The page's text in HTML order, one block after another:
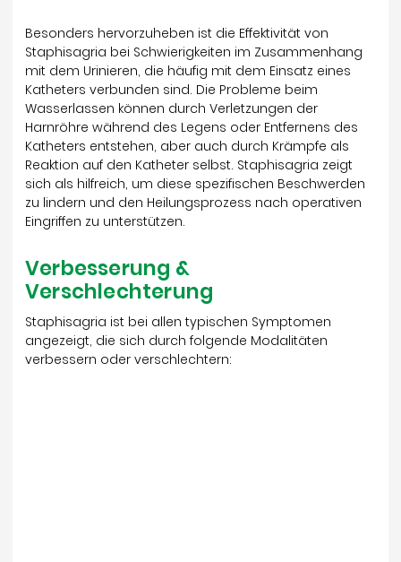
Besonders hervorzuheben ist die Effektivität von
Staphisagria bei Schwierigkeiten im Zusammenhang
mit dem Urinieren, die häufig mit dem Einsatz eines
Katheters verbunden sind. Die Probleme beim
Wasserlassen können durch Verletzungen der
Harnröhre während des Legens oder Entfernens des
Katheters entstehen, aber auch durch Krämpfe als
Reaktion auf den Katheter selbst. Staphisagria zeigt
sich als hilfreich, um diese spezifischen Beschwerden
zu lindern und den Heilungsprozess nach operativen
Eingriffen zu unterstützen.
Verbesserung &
Verschlechterung
Staphisagria ist bei allen typischen Symptomen
angezeigt, die sich durch folgende Modalitäten
verbessern oder verschlechtern: